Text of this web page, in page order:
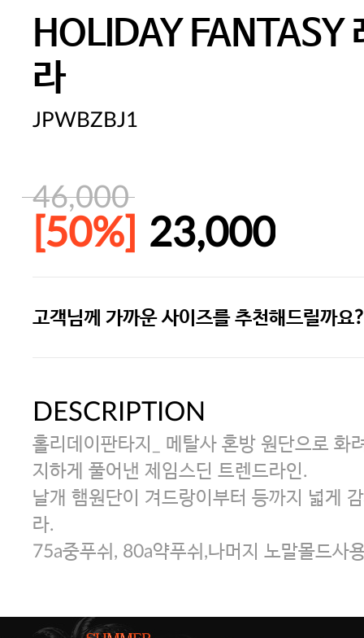
HOLIDAY FANTASY
라
JPWBZBJ1
46,000
[50%] 23,000
[썸머블프] 1만원 할인 쿠폰(8.1~31)
고객님께 가까운 사이즈를 추천해드릴까요?
DESCRIPTION
홀리데이판타지_ 메탈사 혼방 원단으로 화
지하게 풀어낸 제임스딘 트렌드라인.
날개 햄원단이 겨드랑이부터 등까지 넓게
라.
75a중푸쉬, 80a약푸쉬,나머지 노말몰드사